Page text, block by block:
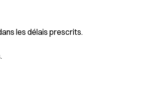
les délais prescrits.